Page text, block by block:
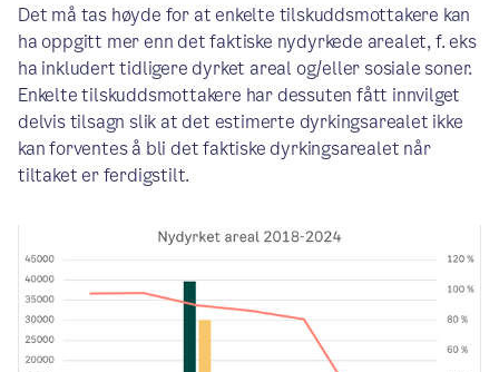
Det må tas høyde for at enkelte tilskuddsmottakere kan
ha oppgitt mer enn det faktiske nydyrkede arealet, f. eks
ha inkludert tidligere dyrket areal og/eller sosiale soner.
Enkelte tilskuddsmottakere har dessuten fått innvilget
delvis tilsagn slik at det estimerte dyrkingsarealet ikke
kan forventes å bli det faktiske dyrkingsarealet når
tiltaket er ferdigstilt.